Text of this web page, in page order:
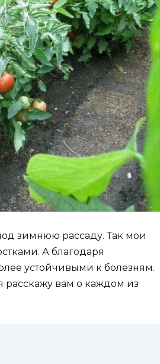
зимнюю рассаду. Так мои
А благодаря
устойчивыми к болезням.
расскажу вам о каждом из